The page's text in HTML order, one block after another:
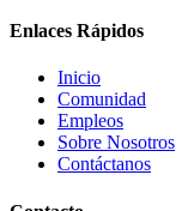
Enlaces Rápidos
Inicio
Comunidad
Empleos
Sobre Nosotros
Contáctanos